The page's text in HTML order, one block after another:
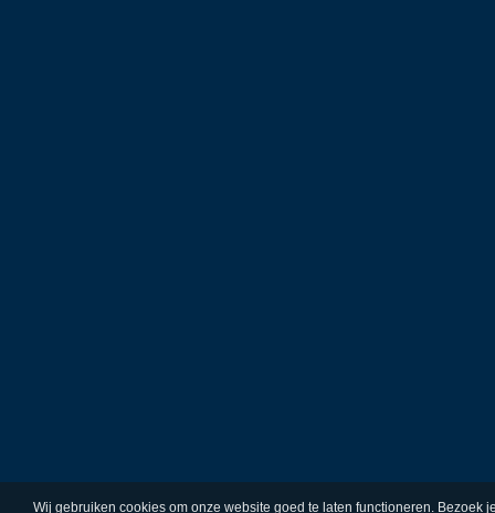
Wij gebruiken cookies om onze website goed te laten functioneren. Bezoek